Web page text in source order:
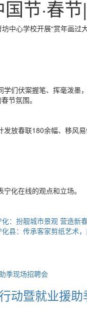
节·春
中心学校开展“赏年画过
们伏案握笔、挥毫泼
节氛围。
放春联180余幅、移风
化在线的观点和立场。
：扮靓城市景观 营造新
化县：传承客家剪纸艺术
动暨就业援